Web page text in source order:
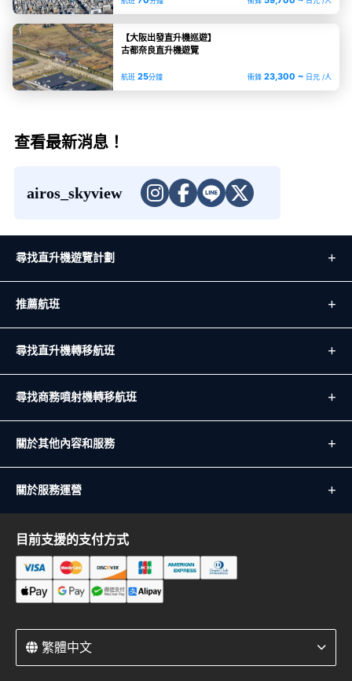
【大阪出發直升機巡遊】
古都奈良直升機遊覽
航班 25分鐘 衝鋒 23,300 ~ 日元 /人
查看最新消息！
airos_skyview
尋找直升機遊覽計劃
推薦航班
尋找直升機轉移航班
尋找商務噴射機轉移航班
關於其他內容和服務
關於服務運營
目前支援的支付方式
繁體中文